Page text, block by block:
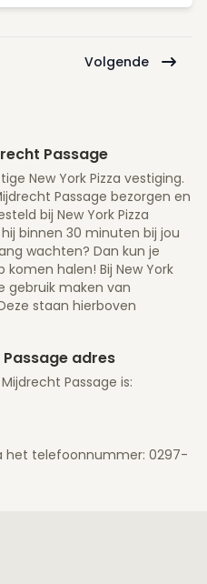
Volgende
Passage
New York Pizza vestiging.
Passage bezorgen en
bij New York Pizza
binnen 30 minuten bij jou
wachten? Dan kun je
halen! Bij New York
gebruik maken van
staan hierboven
Passage adres
Passage is:
het telefoonnummer: 0297-